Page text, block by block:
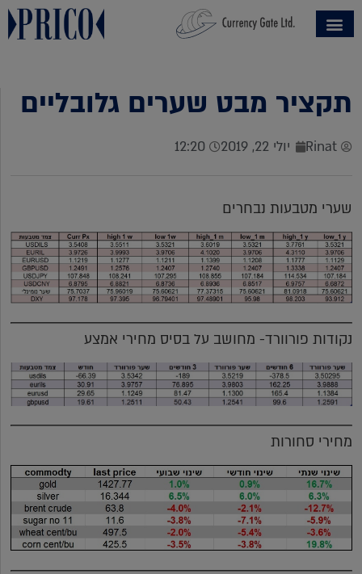
תקציר מבט שערים גלובליים
Rinat יולי 22, 2019 12:20
שערי מטבעות נבחרים
נקודות פורוורד- מחושב על בסיס מחירי אמצע
מחירי סחורות